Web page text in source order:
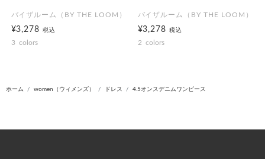
バイザルーム（BY THE LOOM）
¥3,278税込
3 colors
バイザルーム（BY THE LOOM）
¥3,278税込
2 colors
ホーム women（ウィメンズ） ドレス 4.5オンスデニムワンピース